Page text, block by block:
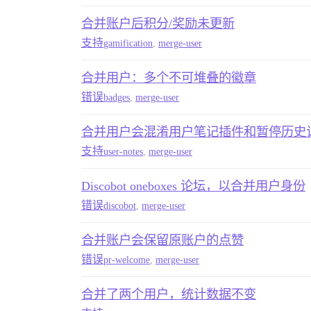
合并账户后积分/奖励未更新
支持gamification merge-user
合并用户：多个不可堆叠的徽章
错误badges merge-user
合并用户会混淆用户笔记插件和暂停历史
支持user-notes merge-user
Discobot oneboxes 论坛，以合并用户身份
错误discobot merge-user
合并账户会保留原账户的点赞
错误pr-welcome merge-user
合并了两个用户，统计数据不变